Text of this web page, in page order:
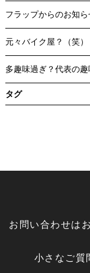
フラップからのお知
元々バイク屋？（笑
多趣味過ぎ？代表の
タグ
お問い合わせは
小さなご質